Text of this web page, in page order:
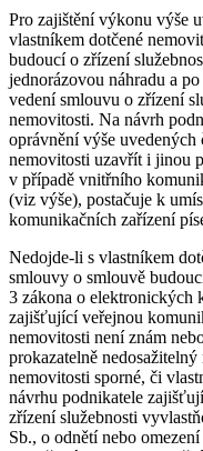
Pro zajištění výkonu výše
vlastníkem dotčené
budoucí o zřízení
jednorázovou náhradu a
vedení smlouvu o zřízení
nemovitosti. Na návrh
oprávnění výše uvedených
nemovitosti uzavřít i jinou
v případě vnitřního
(viz výše), postačuje k
komunikačních zařízení
Nedojde-li s vlastníkem
smlouvy o smlouvě
3 zákona o elektronických
zajišťující veřejnou
nemovitosti není znám
prokazatelně
nemovitosti sporné, či
návrhu podnikatele
zřízení služebnosti
Sb., o odnětí nebo